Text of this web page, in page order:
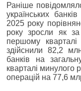
Раніше
українських
2025 року
року зросли як
першому
здійснили 82,2
банків на
кварталі минулого
операцій на 77,6